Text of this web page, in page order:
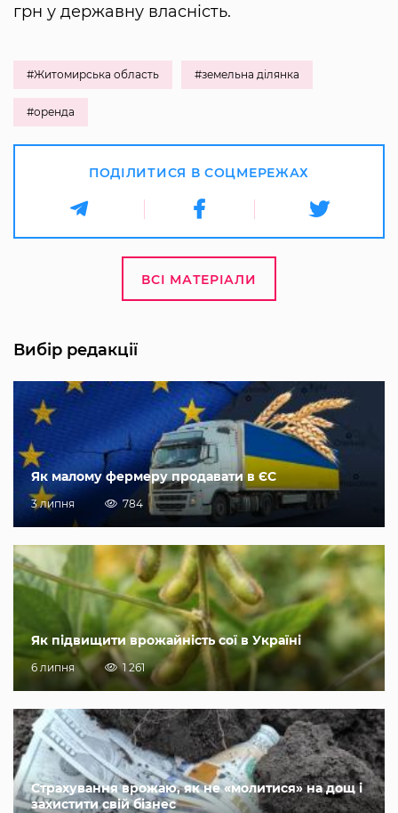
грн у державну власність.
#Житомирська область #земельна ділянка
#оренда
ПОДІЛИТИСЯ В СОЦМЕРЕЖАХ
ВСІ МАТЕРІАЛИ
Вибір редакції
Як малому фермеру продавати в ЄС
3 липня 784
Як підвищити врожайність сої в Україні
6 липня 1 261
Страхування врожаю, як не «молитися» на дощ і
захистити свій бізнес